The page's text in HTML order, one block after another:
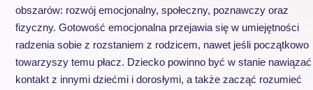
obszarów: rozwój emocjonalny, społeczny, poznawczy oraz
fizyczny. Gotowość emocjonalna przejawia się w umiejętności
radzenia sobie z rozstaniem z rodzicem, nawet jeśli początkowo
towarzyszy temu płacz. Dziecko powinno być w stanie nawiązać
kontakt z innymi dziećmi i dorosłymi, a także zacząć rozumieć